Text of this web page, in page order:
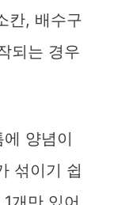
칸, 배수구
되는 경우
양념이
섞이기 쉽